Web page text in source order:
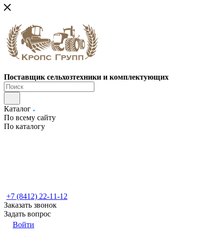
Поставщик сельхозтехники и комплектующих
Каталог
По всему сайту
По каталогу
+7 (8412) 22-11-12
Заказать звонок
Задать вопрос
Войти